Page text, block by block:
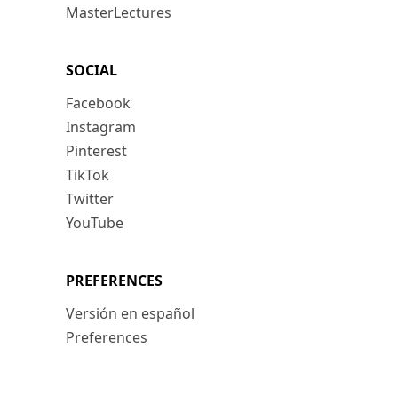
MasterLectures
SOCIAL
Facebook
Instagram
Pinterest
TikTok
Twitter
YouTube
PREFERENCES
Versión en español
Preferences